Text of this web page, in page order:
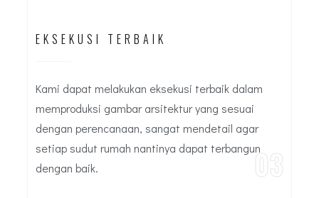
EKSEKUSI TERBAIK
Kami dapat melakukan eksekusi terbaik dalam
memproduksi gambar arsitektur yang sesuai
dengan perencanaan, sangat mendetail agar
setiap sudut rumah nantinya dapat terbangun
dengan baik.
03